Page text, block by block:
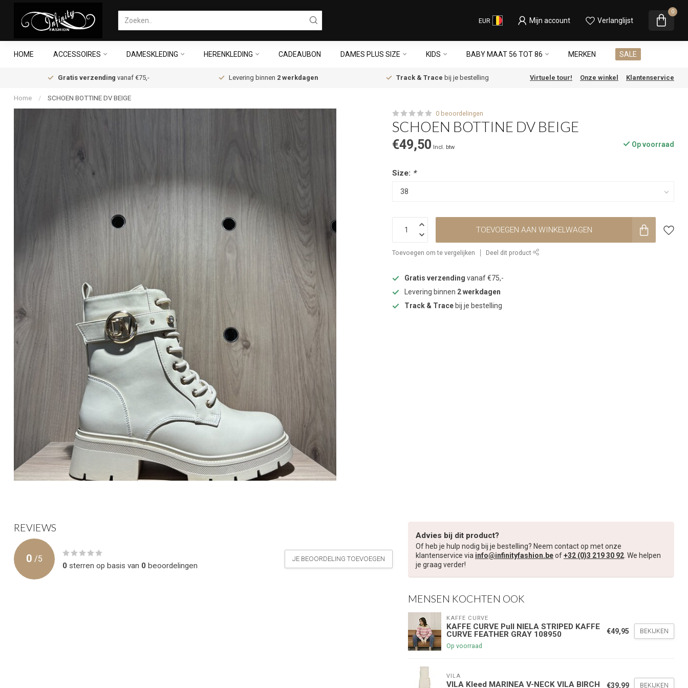
EUR Mijn account Verlanglijst
0
HOME ACCESSOIRES DAMESKLEDING HERENKLEDING CADEAUBON DAMES PLUS SIZE KIDS BABY MAAT 56 TOT 86 MERKEN SALE
Gratis verzending vanaf €75,- Levering binnen 2 werkdagen Track & Trace bij je bestelling Virtuele tour! Onze winkel Klantenservice
Home /
SCHOEN BOTTINE DV BEIGE
0 beoordelingen
SCHOEN BOTTINE DV BEIGE
€49,50 Incl. btw Op voorraad
Size: *
TOEVOEGEN AAN WINKELWAGEN
Toevoegen om te vergelijken Deel dit product
Gratis verzending vanaf €75,-
Levering binnen 2 werkdagen
Track & Trace bij je bestelling
REVIEWS
0 /5
0 sterren op basis van 0 beoordelingen
JE BEOORDELING TOEVOEGEN
Advies bij dit product?
Of heb je hulp nodig bij je bestelling? Neem contact op met onze
klantenservice via info@infinityfashion.beof+32 (0)3 219 30 92 . We helpen
je graag verder!
MENSEN KOCHTEN OOK
KAFFE CURVE
KAFFE CURVE Pull NIELA STRIPED KAFFE
CURVE FEATHER GRAY 108950
Op voorraad
€49,95 BEKIJKEN
VILA
VILA Kleed MARINEA V-NECK VILA BIRCH €39,99 BEKIJKEN